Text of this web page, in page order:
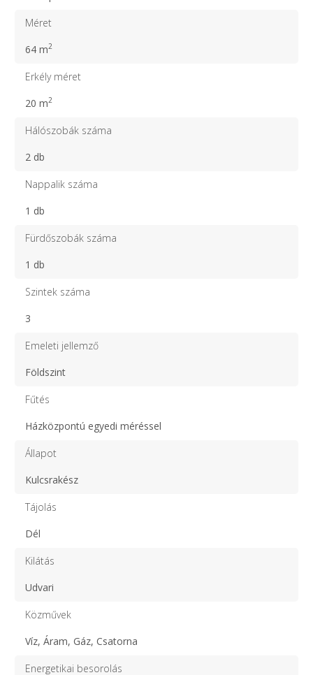
Méret
64 m2
Erkély méret
20 m2
Hálószobák száma
2 db
Nappalik száma
1 db
Fürdőszobák száma
1 db
Szintek száma
3
Emeleti jellemző
Földszint
Fűtés
Házközpontú egyedi méréssel
Állapot
Kulcsrakész
Tájolás
Dél
Kilátás
Udvari
Közművek
Víz, Áram, Gáz, Csatorna
Energetikai besorolás